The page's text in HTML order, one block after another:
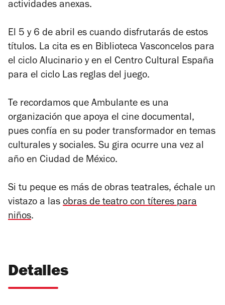
actividades anexas.
El 5 y 6 de abril es cuando disfrutarás de estos
títulos. La cita es en Biblioteca Vasconcelos para
el ciclo Alucinario y en el Centro Cultural España
para el ciclo Las reglas del juego.
Te recordamos que Ambulante es una
organización que apoya el cine documental,
pues confía en su poder transformador en temas
culturales y sociales. Su gira ocurre una vez al
año en Ciudad de México.
Si tu peque es más de obras teatrales, échale un
vistazo a las obras de teatro con títeres para
niños.
Detalles